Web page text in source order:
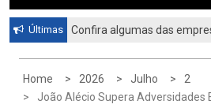
Últimas
Confira algumas das
Home 2026 Julho
2
João Alécio Supera Adversidades